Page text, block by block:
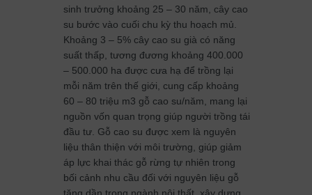
sinh trưởng khoảng 25 – 30 năm, cây cao
su bước vào cuối chu kỳ thu hoạch mủ.
Khoảng 3 – 5% cây cao su già có năng
suất thấp, tương đương khoảng 400.000
– 500.000 ha được cưa hạ để trồng lại
mỗi năm trên thế giới, cung cấp khoảng
60 – 80 triệu m3 gỗ cao su/năm, mang lại
nguồn vốn quan trọng giúp người trồng tái
đầu tư. Gỗ cao su được xem là nguyên
liệu thân thiện với môi trường, giúp giảm
áp lực khai thác gỗ rừng tự nhiên trong
bối cảnh nhu cầu đối với nguyên liệu gỗ
tăng dần trong ngành nội thất, xây dựng,